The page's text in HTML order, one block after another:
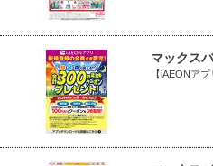
マックス
【iAEONア